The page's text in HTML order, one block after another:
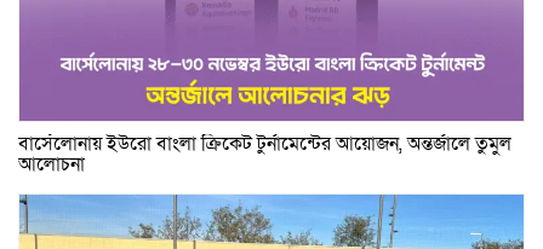
বার্সেলোনায় ইউরো বাংলা ক্রিকেট টুর্নামেন্টের আয়োজন, অন্তর্জালে তুমুল
আলোচনা